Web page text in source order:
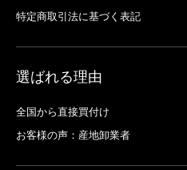
特定商取引法に基づく表記
選ばれる理由
全国から直接買付け
お客様の声：産地卸業者